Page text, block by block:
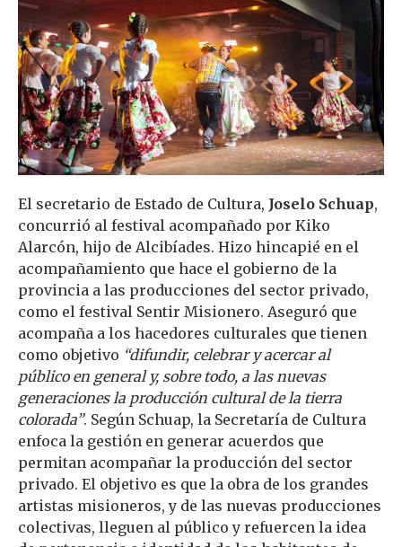
El secretario de Estado de Cultura, Joselo Schuap,
concurrió al festival acompañado por Kiko
Alarcón, hijo de Alcibíades. Hizo hincapié en el
acompañamiento que hace el gobierno de la
provincia a las producciones del sector privado,
como el festival Sentir Misionero. Aseguró que
acompaña a los hacedores culturales que tienen
como objetivo “difundir, celebrar y acercar al
público en general y, sobre todo, a las nuevas
generaciones la producción cultural de la tierra
colorada”. Según Schuap, la Secretaría de Cultura
enfoca la gestión en generar acuerdos que
permitan acompañar la producción del sector
privado. El objetivo es que la obra de los grandes
artistas misioneros, y de las nuevas producciones
colectivas, lleguen al público y refuercen la idea